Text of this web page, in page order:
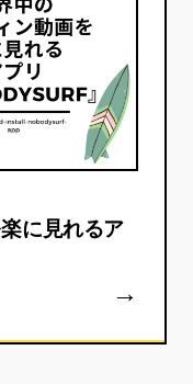
に見れるア